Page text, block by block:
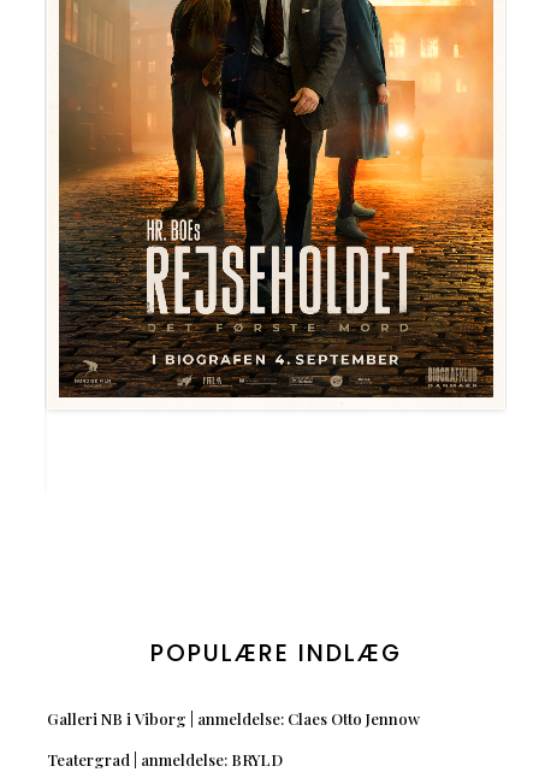
POPULÆRE INDLÆG
Galleri NB i Viborg | anmeldelse: Claes Otto Jennow
Teatergrad | anmeldelse: BRYLD